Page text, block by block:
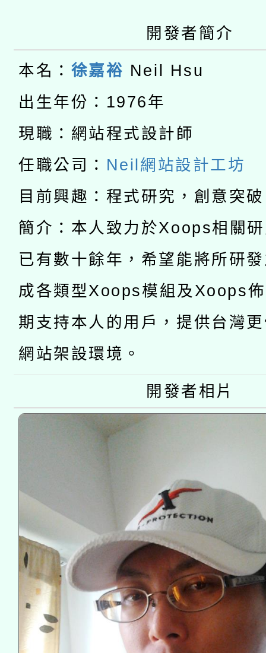
方素養工作坊新北場」
件」活動簡章
年度COVID-19疫苗接
接種對象擴大為「滿6
接種之民眾」措施，延
月28日止
轉知經濟部水利署委託
業技術研究院辦理「
用水績優單位及節水達
動」
115年8月22日(星期六
桃園市孔廟祈福系列
開 智慧啟航」
2026年桃園地景藝術
「2026桃園藝術巡演
關事宜
轉知教育部國民及學前
國立臺灣師範大學辦理
年度健康促進學校輔導
業成長研習」實施計畫
函轉國家教育研究院中
原住民族教育政策研討
族教育國際趨勢與發展
轉知教育部國民及學前
新北市政府教育局辦理
師專業成長研習實施計
方素養工作坊新北場」
函轉國立臺灣師範大學
族語言臺北學習中心
「族語學習班」招生簡
轉知有關國立成功大學
文教學共融平台-教案
件」活動簡章
教育部國民及學前教
年度COVID-19疫苗接
接種對象擴大為「滿6
接種之民眾」措施，延
月28日止
開發者簡介
本名： 徐嘉裕 Neil Hsu
出生年份：1976年
現職：網站程式設計師
任職公司： Neil網站設計工坊
目前興趣：程式研究，創意突
簡介：本人致力於Xoops相關
已有數十餘年，希望能將所研
成各類型Xoops模組及Xoops
期支持本人的用戶，提供台灣
網站架設環境。
開發者相片